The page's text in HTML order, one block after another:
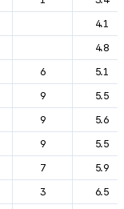
4.1
4.8
6
5.1
9
5.5
9
5.6
9
5.5
7
5.9
3
6.5